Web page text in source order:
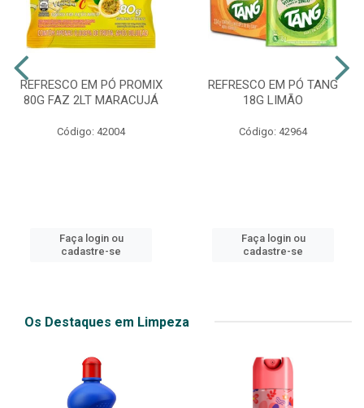
REFRESCO EM PÓ PROMIX
80G FAZ 2LT MARACUJÁ
Código: 42004
Faça login ou
cadastre-se
REFRESCO EM PÓ TANG
18G LIMÃO
Código: 42964
Faça login ou
cadastre-se
Os Destaques em Limpeza